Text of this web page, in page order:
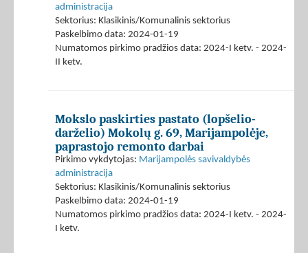
administracija
Sektorius: Klasikinis/Komunalinis sektorius
Paskelbimo data: 2024-01-19
Numatomos pirkimo pradžios data: 2024-I ketv. - 2024-
II ketv.
Mokslo paskirties pastato (lopšelio-
darželio) Mokolų g. 69, Marijampolėje,
paprastojo remonto darbai
Pirkimo vykdytojas: Marijampolės savivaldybės
administracija
Sektorius: Klasikinis/Komunalinis sektorius
Paskelbimo data: 2024-01-19
Numatomos pirkimo pradžios data: 2024-I ketv. - 2024-
I ketv.